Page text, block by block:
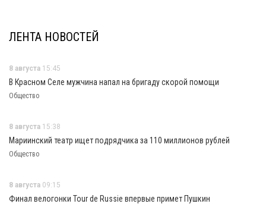
ЛЕНТА НОВОСТЕЙ
8 августа 15:45
В Красном Селе мужчина напал на бригаду скорой помощи
Общество
8 августа 15:38
Мариинский театр ищет подрядчика за 110 миллионов рублей
Общество
8 августа 09:15
Финал велогонки Tour de Russie впервые примет Пушкин